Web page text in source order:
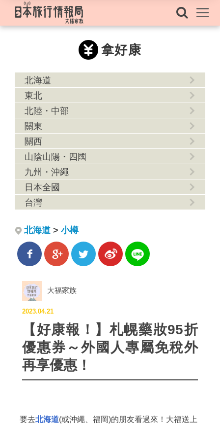
拿好康
北海道
東北
北陸・中部
關東
關西
山陰山陽・四國
九州・沖繩
日本全國
台灣
北海道 > 小樽
大福家族
2023.04.21
【好康報！】札幌藥妝95折
優惠券～外國人專屬免稅外
再享優惠！
要去北海道(或沖繩、福岡)的朋友看過來！大福送上